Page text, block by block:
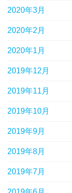
2020年3月
2020年2月
2020年1月
2019年12月
2019年11月
2019年10月
2019年9月
2019年8月
2019年7月